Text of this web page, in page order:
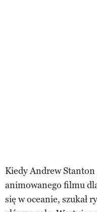
Kiedy Andrew Stanton
animowanego filmu
się w oceanie, szukał